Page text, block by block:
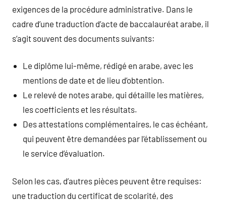
exigences de la procédure administrative. Dans le
cadre d’une traduction d’acte de baccalauréat arabe, il
s’agit souvent des documents suivants:
Le diplôme lui-même, rédigé en arabe, avec les
mentions de date et de lieu d’obtention.
Le relevé de notes arabe, qui détaille les matières,
les coefficients et les résultats.
Des attestations complémentaires, le cas échéant,
qui peuvent être demandées par l’établissement ou
le service d’évaluation.
Selon les cas, d’autres pièces peuvent être requises:
une traduction du certificat de scolarité, des